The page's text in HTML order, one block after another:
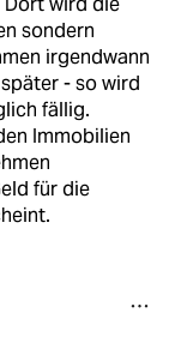
sondern
irgendwann
- so wird
fällig.
Immobilien
für die